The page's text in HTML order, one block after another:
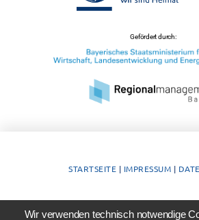
Gefördert durch:
STARTSEITE | IMPRESSUM |
Wir verwenden technisch notwendige